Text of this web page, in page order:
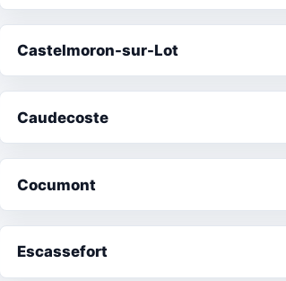
Castelmoron-sur-Lot
Caudecoste
Cocumont
Escassefort